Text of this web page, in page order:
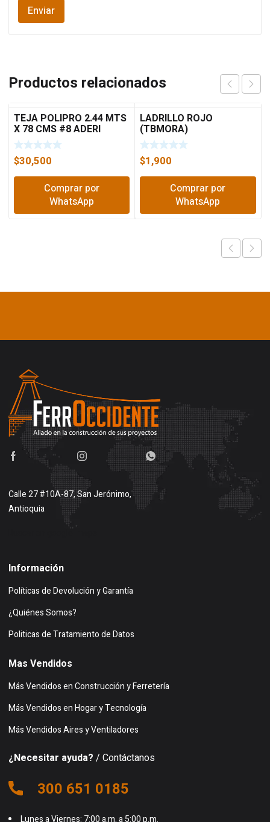
Productos relacionados
TEJA POLIPRO 2.44 MTS
X 78 CMS #8 ADERI
$30,500
Comprar por
WhatsApp
LADRILLO ROJO
(TBMORA)
$1,900
Comprar por
WhatsApp
Calle 27 #10A-87, San Jerónimo,
Antioquia
Información
Políticas de Devolución y Garantía
¿Quiénes Somos?
Politicas de Tratamiento de Datos
Mas Vendidos
Más Vendidos en Construcción y Ferretería
Más Vendidos en Hogar y Tecnología
Más Vendidos Aires y Ventiladores
¿Necesitar ayuda? / Contáctanos
300 651 0185
Lunes a Viernes: 7:00 a.m. a 5:00 p.m.